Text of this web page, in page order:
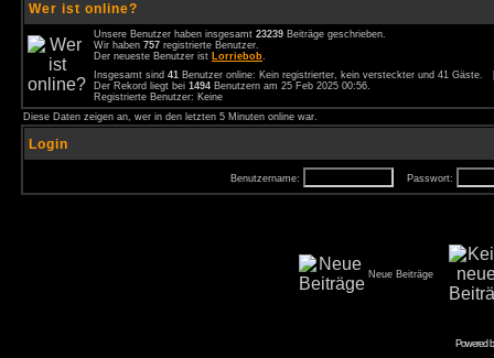
Wer ist online?
Unsere Benutzer haben insgesamt 23239 Beiträge geschrieben.
Wir haben 757 registrierte Benutzer.
Der neueste Benutzer ist Lorriebob.
Insgesamt sind 41 Benutzer online: Kein registrierter, kein versteckter und 41
Der Rekord liegt bei 1494 Benutzern am 25 Feb 2025 00:56.
Registrierte Benutzer: Keine
Diese Daten zeigen an, wer in den letzten 5 Minuten online war.
Login
Benutzername: Passwort:
Neue Beiträge
Powered